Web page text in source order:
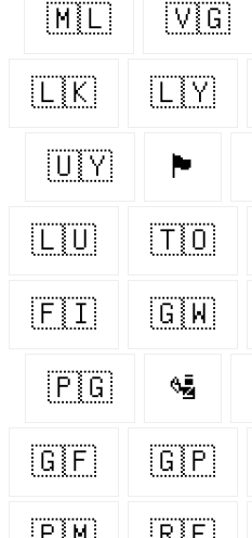
🇲🇱 🇻🇬
🇱🇰 🇱🇾
🇺🇾 🏴󠁧󠁢󠁷󠁬󠁳󠁿
🇱🇺 🇹🇴
🇫🇮 🇬🇼
🇵🇬 🛂
🇬🇫 🇬🇵